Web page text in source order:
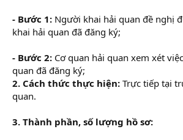
- Bước 1: Người khai hải quan đề nghị
khai hải quan đã đăng ký;
- Bước 2: Cơ quan hải quan xem xét
quan đã đăng ký;
2. Cách thức thực hiện: Trực tiếp tại
quan.
3. Thành phần, số lượng hồ sơ: